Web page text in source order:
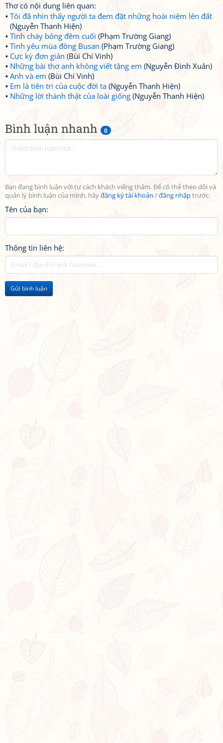
Bình luận nhanh 0
Bạn đang bình luận với tư cách khách viếng thăm. Để có thể theo dõi và
quản lý bình luận của mình, hãyđăng ký tài khoản /đăng nhậptrước.
Tên của bạn:
Thông tin liên hệ:
Gửi bình luận
Thơ có nội dung liên quan:
Tôi đã nhìn thấy người ta đem đặt những hoài niệm lên đất
(Nguyễn Thanh Hiện)
Tình cháy bỏng đêm cuối (Phạm Trường Giang)
Tình yêu mùa đông Busan (Phạm Trường Giang)
Cực kỳ đơn giản (Bùi Chí Vinh)
Những bài thơ anh không viết tặng em (Nguyễn Đình Xuân)
Anh và em (Bùi Chí Vinh)
Em là tiên tri của cuộc đời ta (Nguyễn Thanh Hiện)
Những lời thành thật của loài giống (Nguyễn Thanh Hiện)